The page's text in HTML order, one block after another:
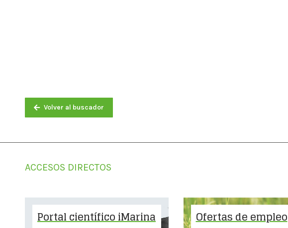
Volver al buscador
ACCESOS DIRECTOS
Portal científico iMarina Ofertas de empleo